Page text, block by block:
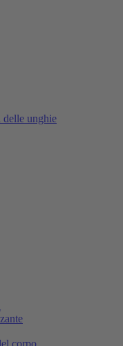
delle unghie
corpo